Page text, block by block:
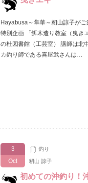
Hayabusa～隼華～籾山諒子が
特別企画 「餌木造り教室（曳き
の杜図書館（工芸室） 講師は北
カ釣り師である喜屋武さんは…
3
Oct
釣り
籾山 諒子
初めての沖釣り！